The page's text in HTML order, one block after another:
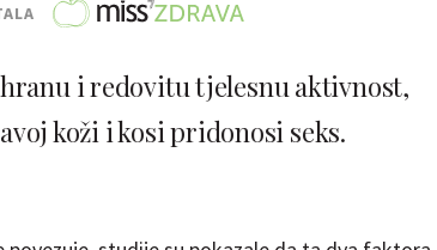
i redovitu tjelesnu aktivnost,
koži i kosi pridonosi seks.